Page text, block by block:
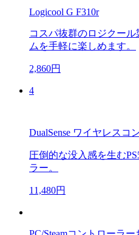
Logicool G F310r
コスパ抜群のロジクー
ムを手軽に楽しめます。
2,860円
4
DualSense ワイヤレスコ
圧倒的な没入感を生む
ラー。
11,480円